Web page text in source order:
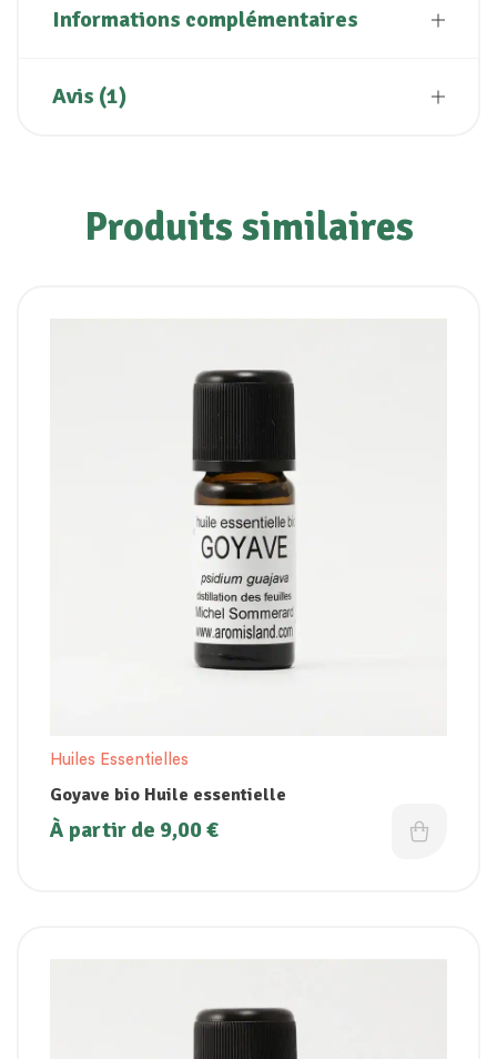
Informations complémentaires
Avis (1)
Produits similaires
Huiles Essentielles
Goyave bio Huile essentielle
À partir de 9,00€